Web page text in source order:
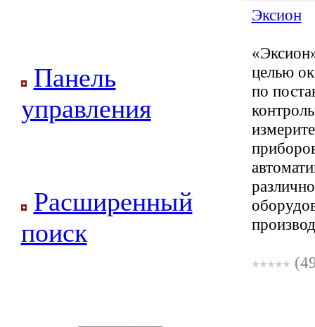
Панель
управления
Расширенный
поиск
Эксион
целью
по